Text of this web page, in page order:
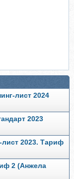
лист 2024
2023
2023. Тариф
2 (Анжела